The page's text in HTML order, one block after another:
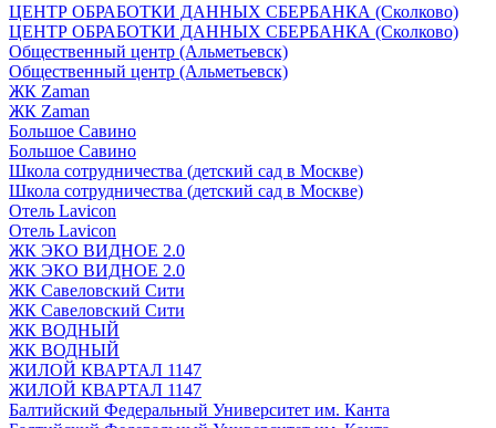
ЦЕНТР ОБРАБОТКИ ДАННЫХ СБЕРБАНКА (Сколково)
ЦЕНТР ОБРАБОТКИ ДАННЫХ СБЕРБАНКА (Сколково)
Общественный центр (Альметьевск)
Общественный центр (Альметьевск)
ЖК Zaman
ЖК Zaman
Большое Савино
Большое Савино
Школа сотрудничества (детский сад в Москве)
Школа сотрудничества (детский сад в Москве)
Отель Lavicon
Отель Lavicon
ЖК ЭКО ВИДНОЕ 2.0
ЖК ЭКО ВИДНОЕ 2.0
ЖК Савеловский Сити
ЖК Савеловский Сити
ЖК ВОДНЫЙ
ЖК ВОДНЫЙ
ЖИЛОЙ КВАРТАЛ 1147
ЖИЛОЙ КВАРТАЛ 1147
Балтийский Федеральный Университет им. Канта